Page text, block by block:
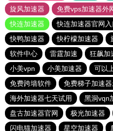
旋风加速器
免费vps加速器外
快连加速器
快连加速器官网入
快鸭加速器
快柠檬加速器
软件中心
雷霆加速 狂飙加
小美vpn
小美加速器
可以
免费跨墙软件
免费梯子加速
海外加速器七天试用
黑洞vqn
盘古加速器官网
极光加速器
闪电猫加速器
星空加速器